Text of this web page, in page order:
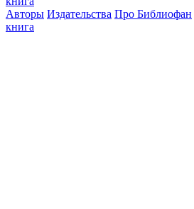
Авторы Издательства Про Библиофан
книга